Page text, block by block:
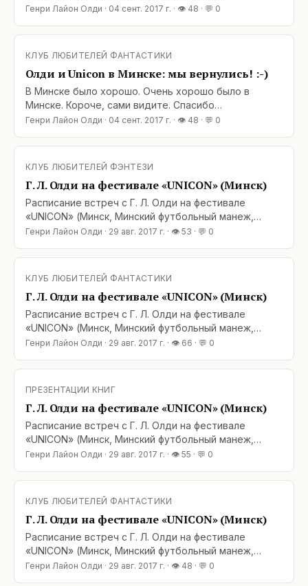
организаторам фестиваля, спасибо Гене с Наташей,
было хорошо!
Генри Лайон Олди · 04 сент. 2017 г. · 👁 48 · 💬 0
КЛУБ ЛЮБИТЕЛЕЙ ФАНТАСТИКИ
Олди и Unicon в Минске: мы вернулись! :-)
В Минске было хорошо. Очень хорошо было в
Минске. Короче, сами видите. Спасибо
организаторам фестиваля, спасибо Гене с Наташей,
было хорошо!
Генри Лайон Олди · 04 сент. 2017 г. · 👁 48 · 💬 0
КЛУБ ЛЮБИТЕЛЕЙ ФЭНТЕЗИ
Г. Л. Олди на фестивале «UNICON» (Минск)
Расписание встреч с Г. Л. Олди на фестивале
«UNICON» (Минск, Минский футбольный манеж,
проспект Победителей, 20/2): 1-е сентября, 15.00-
е сентября, 13.00-15.00, конференц-зал 2: встреча с
читателями. 3-е сентября, 13.00-15.00: автограф-
сессия на промо-стенде. Добро пожаловать
Генри Лайон Олди · 29 авг. 2017 г. · 👁 53 · 💬 0
КЛУБ ЛЮБИТЕЛЕЙ ФАНТАСТИКИ
Г. Л. Олди на фестивале «UNICON» (Минск)
Расписание встреч с Г. Л. Олди на фестивале
«UNICON» (Минск, Минский футбольный манеж,
проспект Победителей, 20/2): 1-е сентября, 15.00-
е сентября, 13.00-15.00, конференц-зал 2: встреча с
сессия на промо-стенде. Добро пожаловать
Генри Лайон Олди · 29 авг. 2017 г. · 👁 66 · 💬 0
ПРЕЗЕНТАЦИИ КНИГ
Г. Л. Олди на фестивале «UNICON» (Минск)
Расписание встреч с Г. Л. Олди на фестивале
«UNICON» (Минск, Минский футбольный манеж,
проспект Победителей, 20/2): 1-е сентября, 15.00-
е сентября, 13.00-15.00, конференц-зал 2: встреча с
читателями. 3-е сентября, 13.00-15.00: автограф-
сессия на промо-стенде. Добро пожаловать
Генри Лайон Олди · 29 авг. 2017 г. · 👁 55 · 💬 0
КЛУБ ЛЮБИТЕЛЕЙ ФАНТАСТИКИ
Г. Л. Олди на фестивале «UNICON» (Минск)
Расписание встреч с Г. Л. Олди на фестивале
«UNICON» (Минск, Минский футбольный манеж,
проспект Победителей, 20/2): 1-е сентября, 15.00-
Генри Лайон Олди · 29 авг. 2017 г. · 👁 48 · 💬 0